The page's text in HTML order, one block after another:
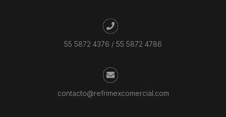
55 5872 4376 / 55 5872 4786
contacto@refrimexcomercial.com